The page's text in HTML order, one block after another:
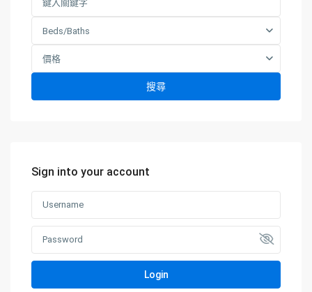
Beds/Baths
價格
搜尋
Sign into your account
Login